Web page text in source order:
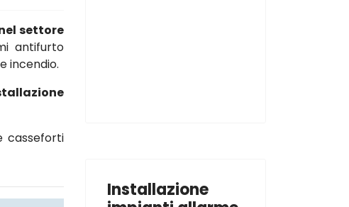
settore
antifurto
incendio.
casseforti
Installazione